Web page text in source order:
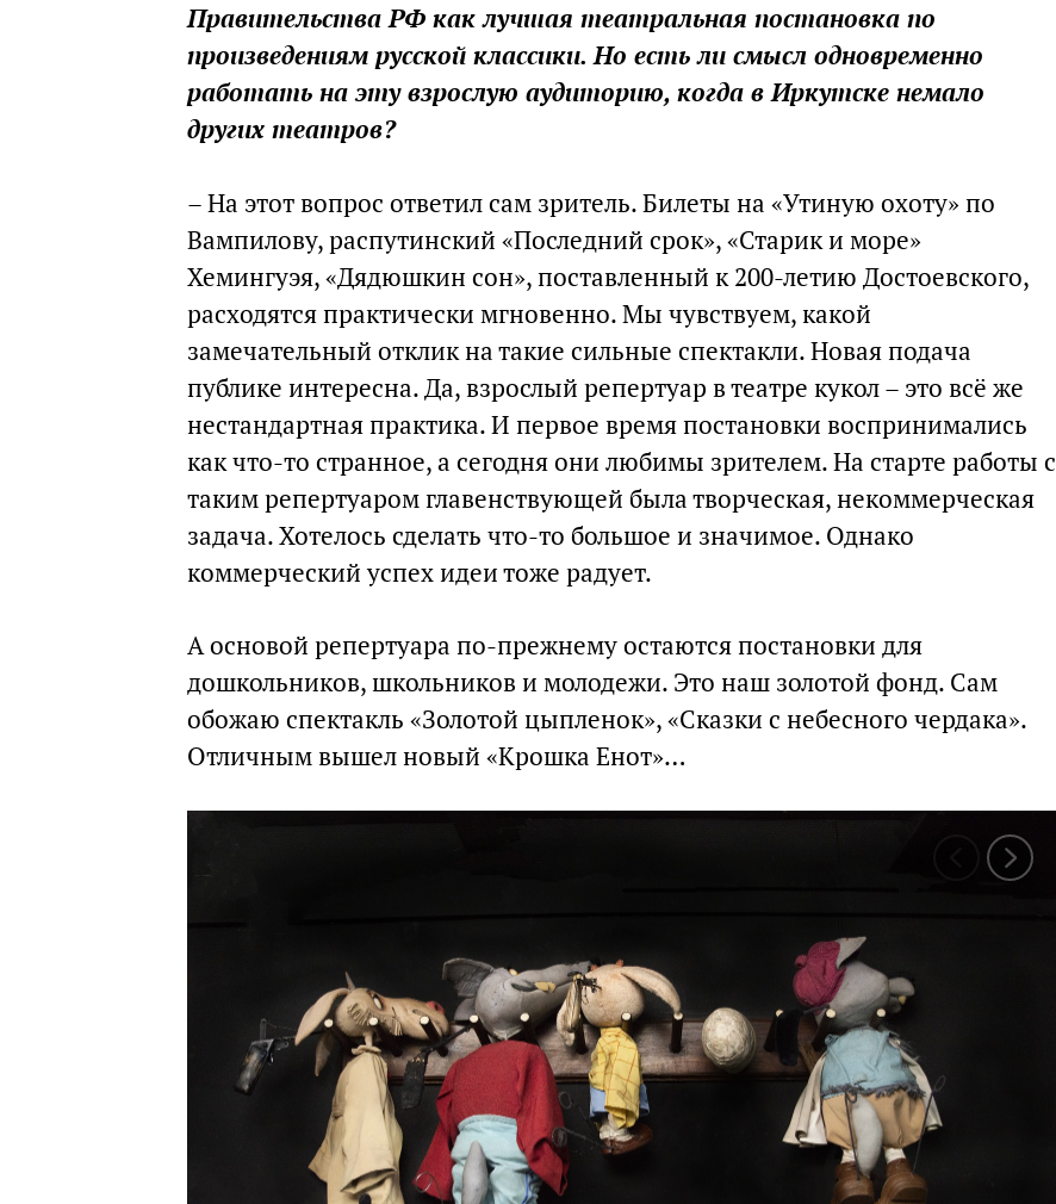
Правительства РФ как лучшая театральная постановка по
произведениям русской классики. Но есть ли смысл одновременно
работать на эту взрослую аудиторию, когда в Иркутске немало
других театров?
– На этот вопрос ответил сам зритель. Билеты на «Утиную охоту» по
Вампилову, распутинский «Последний срок», «Старик и море»
Хемингуэя, «Дядюшкин сон», поставленный к 200-летию Достоевского,
расходятся практически мгновенно. Мы чувствуем, какой
замечательный отклик на такие сильные спектакли. Новая подача
публике интересна. Да, взрослый репертуар в театре кукол – это всё же
нестандартная практика. И первое время постановки воспринимались
как что-то странное, а сегодня они любимы зрителем. На старте работы с
таким репертуаром главенствующей была творческая, некоммерческая
задача. Хотелось сделать что-то большое и значимое. Однако
коммерческий успех идеи тоже радует.
А основой репертуара по-прежнему остаются постановки для
дошкольников, школьников и молодежи. Это наш золотой фонд. Сам
обожаю спектакль «Золотой цыпленок», «Сказки с небесного чердака».
Отличным вышел новый «Крошка Енот»…